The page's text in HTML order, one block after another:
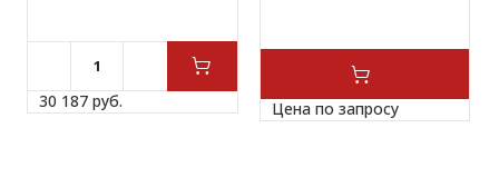
30 187 руб. Цена по запросу